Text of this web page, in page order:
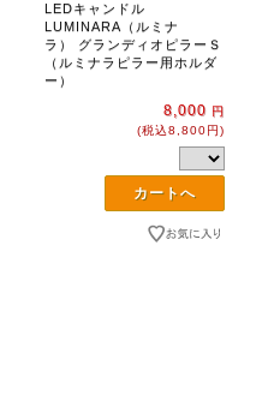
LEDキャンドル
LUMINARA（ルミナ
ラ） グランディオピラーＳ
（ルミナラピラー用ホルダ
ー）
8,000 円
(税込8,800円)